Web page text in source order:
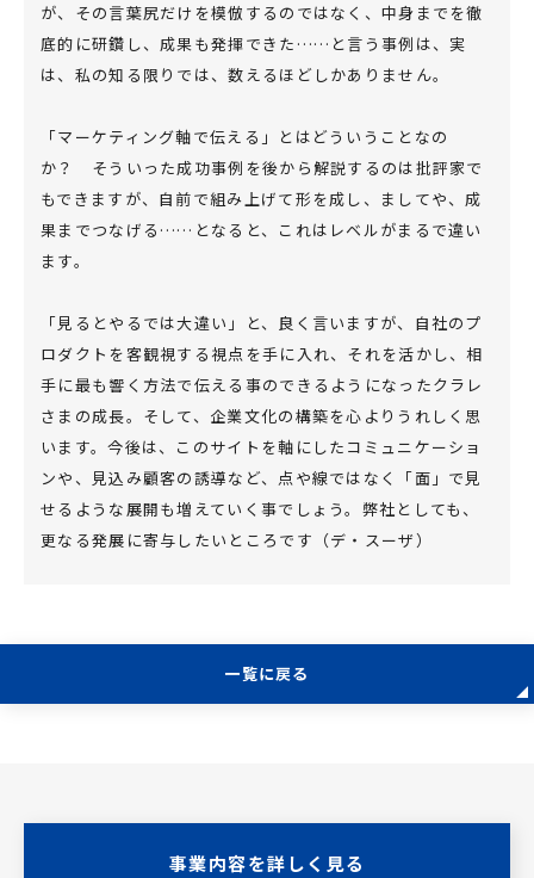
が、その言葉尻だけを模倣するのではなく、中身までを徹
底的に研鑽し、成果も発揮できた……と言う事例は、実
は、私の知る限りでは、数えるほどしかありません。
「マーケティング軸で伝える」とはどういうことなの
か？ そういった成功事例を後から解説するのは批評家で
もできますが、自前で組み上げて形を成し、ましてや、成
果までつなげる……となると、これはレベルがまるで違い
ます。
「見るとやるでは大違い」と、良く言いますが、自社のプ
ロダクトを客観視する視点を手に入れ、それを活かし、相
手に最も響く方法で伝える事のできるようになったクラレ
さまの成長。そして、企業文化の構築を心よりうれしく思
います。今後は、このサイトを軸にしたコミュニケーショ
ンや、見込み顧客の誘導など、点や線ではなく「面」で見
せるような展開も増えていく事でしょう。弊社としても、
更なる発展に寄与したいところです（デ・スーザ）
一覧に戻る
事業内容を詳しく見る